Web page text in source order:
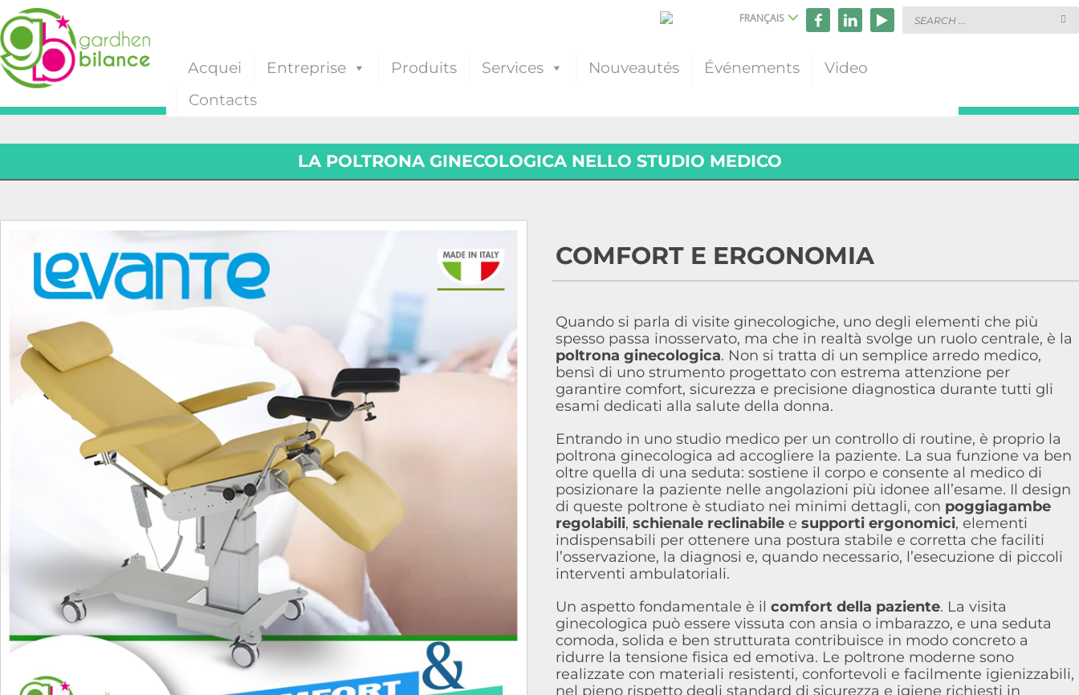
FRANÇAIS
Acquei Entreprise Produits Services Nouveautés Événements
Video
Contacts
LA POLTRONA GINECOLOGICA NELLO STUDIO MEDICO
COMFORT E ERGONOMIA
Quando si parla di visite ginecologiche, uno degli elementi che più
spesso passa inosservato, ma che in realtà svolge un ruolo centrale, è la
poltrona ginecologica. Non si tratta di un semplice arredo medico,
bensì di uno strumento progettato con estrema attenzione per
garantire comfort, sicurezza e precisione diagnostica durante tutti gli
esami dedicati alla salute della donna.
Entrando in uno studio medico per un controllo di routine, è proprio la
poltrona ginecologica ad accogliere la paziente. La sua funzione va ben
oltre quella di una seduta: sostiene il corpo e consente al medico di
posizionare la paziente nelle angolazioni più idonee all’esame. Il design
di queste poltrone è studiato nei minimi dettagli, con poggiagambe
regolabili, schienale reclinabile e supporti ergonomici, elementi
indispensabili per ottenere una postura stabile e corretta che faciliti
l’osservazione, la diagnosi e, quando necessario, l’esecuzione di piccoli
interventi ambulatoriali.
Un aspetto fondamentale è il comfort della paziente. La visita
ginecologica può essere vissuta con ansia o imbarazzo, e una seduta
comoda, solida e ben strutturata contribuisce in modo concreto a
ridurre la tensione fisica ed emotiva. Le poltrone moderne sono
realizzate con materiali resistenti, confortevoli e facilmente igienizzabili,
nel pieno rispetto degli standard di sicurezza e igiene richiesti in